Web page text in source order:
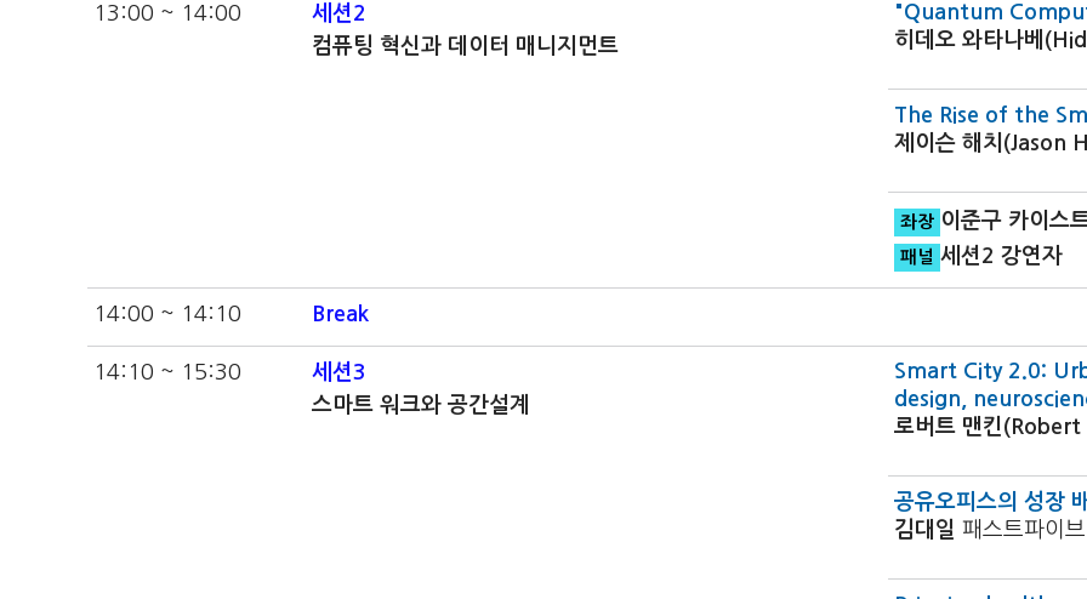
13:00 ~ 14:00
세션2
컴퓨팅 혁신과 데이터 매니지먼트
"Quantum
히데오 와타나베
The Rise of the
제이슨 해치(Jason
좌장 이준구 카이스
패널 세션2 강연자
14:00 ~ 14:10 Break
14:10 ~ 15:30
세션3
스마트 워크와 공간설계
Smart City 2.0:
design,
로버트 맨킨
공유오피스의 성장
김대일 패스트파이